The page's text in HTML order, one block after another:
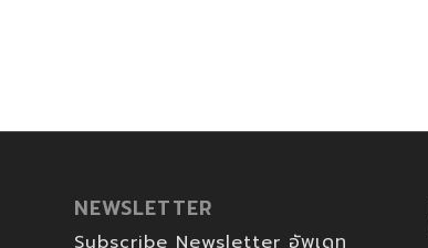
NEWSLETTER
Subscribe Newsletter อัพเดท